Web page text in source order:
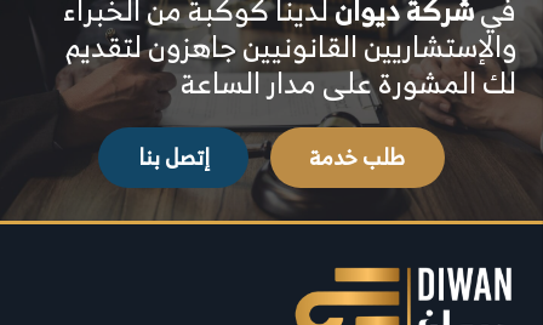
والإستشاريين القانونيين جاهزون لتقديم
لك المشورة على مدار الساعة
طلب خدمة إتصل بنا